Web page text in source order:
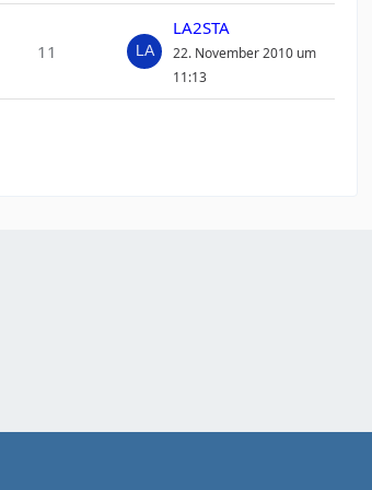
11
LA2STA
22. November 2010 um
11:13